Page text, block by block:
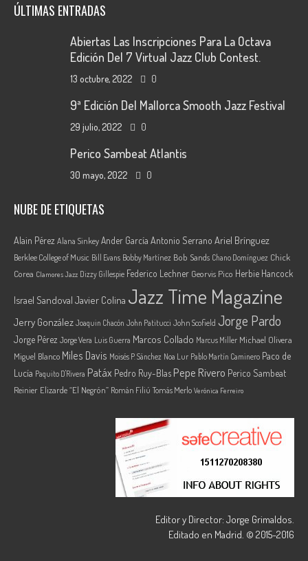
ÚLTIMAS ENTRADAS
Abiertas Las Inscripciones Para La Octava
Edición Del 7 Virtual Jazz Club Contest.
13 octubre, 2022 0
9ª Edición Del Mallorca Smooth Jazz Festival
29 julio, 2022 0
Perico Sambeat Atlantis
30 mayo, 2022 0
NUBE DE ETIQUETAS
Alain Pérez Alana SinkeyAnder García Antonio Serrano Ariel Brínguez
Berklee College of Music Bill Evans Bobby Martínez Bob Sands Chano Domínguez Chick
Corea Clamores Jazz Dizzy Gillespie Federico Lechner Georvis Pico Herbie Hancock
Israel Sandoval Javier Colina Jazz Time Magazine
Jerry González Joaquin Chacón John Patitucci John Scofield Jorge Pardo
Jorge Pérez Jorge Vera Luis Guerra Marcos Collado Marcus Miller Michael Olivera
Miguel Blanco Miles Davis Moisés P. Sánchez Noa Lur Pablo Martín Caminero Paco de
Lucía Paquito D'Rivera Patáx Pedro Ruy-Blas Pepe Rivero Perico Sambeat
Reinier Elizarde “El Negrón” Román Filiú Tomás Merlo Verónica Ferreiro
Editor y Director: Jorge Grimaldos.
Editado en Madrid. © 2015-2016